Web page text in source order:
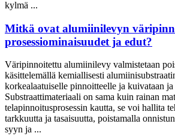
kylmä ...
Mitkä ovat alumiinilevyn
prosessiominaisuudet ja edut?
Väripinnoitettu alumiinilevy valmistetaan
käsittelemällä kemiallisesti
korkealaatuiselle pinnoitteelle ja kuivataan ja
Substraattimateriaali on sama kuin rainan
telapinnoitusprosessin kautta, se voi hallita
tarkkuutta ja tasaisuutta, poistamalla
syyn ja ...